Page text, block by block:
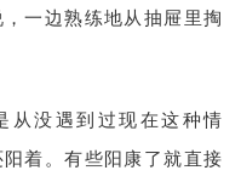
一边熟练地从抽屉里掏
从没遇到过现在这种情
着。有些阳康了就直接